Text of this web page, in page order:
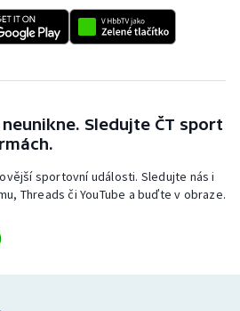
Sledujte ČT sport
sportovní události. Sledujte nás i
Threads či YouTube a buďte v obraze.